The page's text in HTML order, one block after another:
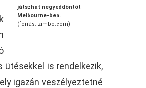
játszhat negyeddöntőt
Melbourne-ben.
(forrás: zimbo.com)
ütésekkel is rendelkezik,
igazán veszélyeztetné